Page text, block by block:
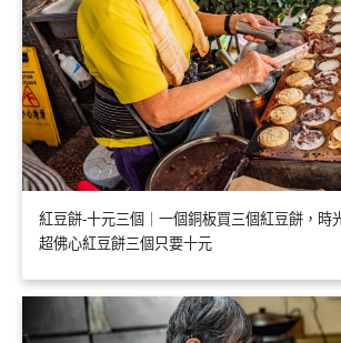
紅豆餅-十元三個｜一個銅板買三個紅豆餅，時
超佛心紅豆餅三個只要十元